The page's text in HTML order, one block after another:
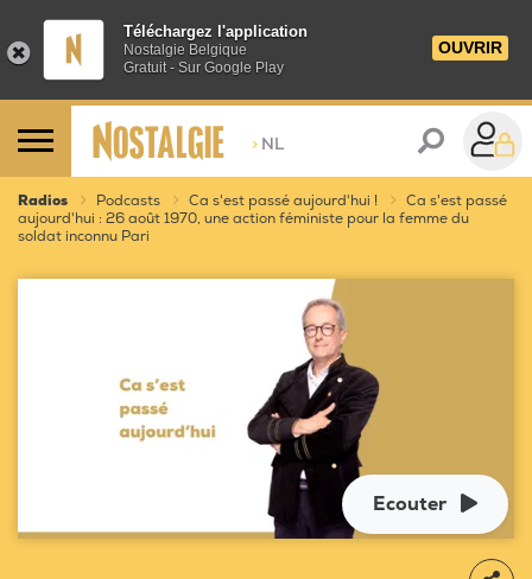
Téléchargez l'application
Nostalgie Belgique
Gratuit - Sur Google Play
OUVRIR
> NL
Radios Podcasts Ca s'est passé aujourd'hui !
Ca s'est passé
aujourd'hui : 26 août 1970, une action féministe pour la femme du
soldat inconnu Pari
Ecouter